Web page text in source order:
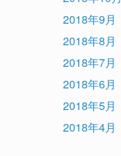
2018年9月
2018年8月
2018年7月
2018年6月
2018年5月
2018年4月